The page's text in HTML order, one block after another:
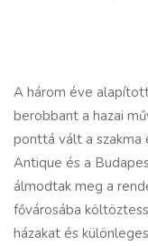
A három éve
berobbant a hazai
ponttá vált a szakma
Antique és a
álmodtak meg a
fővárosába
házakat és